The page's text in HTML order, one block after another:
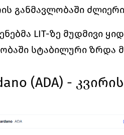
განმავლობაში
LIT-ზე მუდმივი
სტაბილური ზრდა
(ADA) -